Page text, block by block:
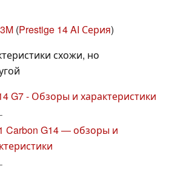
(Prestige 14 AI Серия)
схожи, но
G7 - Обзоры и характеристики
Carbon G14 — обзоры и